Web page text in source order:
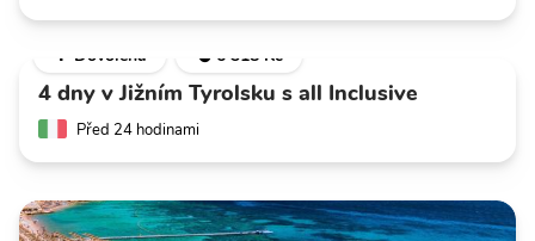
🌴 Dovolená 💣 6 318 Kč
4 dny v Jižním Tyrolsku s all Inclusive
Před 24 hodinami